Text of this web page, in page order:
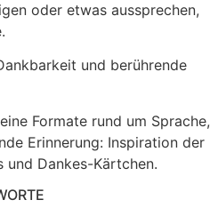
oder etwas aussprechen,
und berührende
Formate rund um Sprache,
Erinnerung: Inspiration der
und Dankes-Kärtchen.